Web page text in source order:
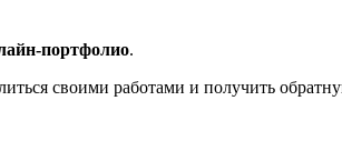
портфолио.
своими работами и получить